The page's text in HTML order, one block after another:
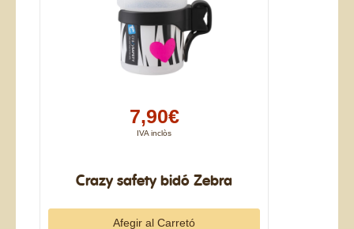
7,90€
IVA inclòs
Crazy safety bidó Zebra